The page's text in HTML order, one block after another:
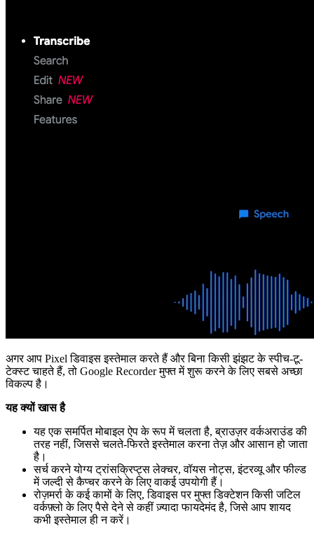
अगर आप Pixel डिवाइस इस्तेमाल करते हैं और बिना किसी झंझट के स्पीच-टू-
टेक्स्ट चाहते हैं, तो Google Recorder मुफ्त में शुरू करने के लिए सबसे अच्छा
विकल्प है।
यह क्यों खास है
यह एक समर्पित मोबाइल ऐप के रूप में चलता है, ब्राउज़र वर्कअराउंड की
तरह नहीं, जिससे चलते-फिरते इस्तेमाल करना तेज़ और आसान हो जाता
है।
सर्च करने योग्य ट्रांसक्रिप्ट्स लेक्चर, वॉयस नोट्स, इंटरव्यू और फील्ड
में जल्दी से कैप्चर करने के लिए वाकई उपयोगी हैं।
रोज़मर्रा के कई कामों के लिए, डिवाइस पर मुफ्त डिक्टेशन किसी जटिल
वर्कफ़्लो के लिए पैसे देने से कहीं ज़्यादा फायदेमंद है, जिसे आप शायद
कभी इस्तेमाल ही न करें।